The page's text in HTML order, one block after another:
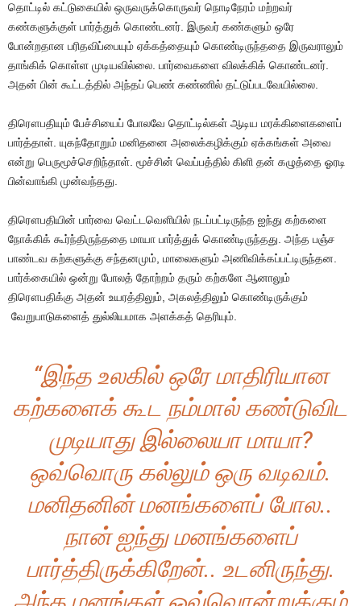
தொட்டில் கட்டுகையில் ஒருவருக்கொருவர் நொடிநேரம் மற்றவர்
கண்களுக்குள் பார்த்துக் கொண்டனர். இருவர் கண்களும் ஒரே
போன்றதான பரிதவிப்பையும் ஏக்கத்தையும் கொண்டிருந்ததை இருவராலும்
தாங்கிக் கொள்ள முடியவில்லை. பார்வைகளை விலக்கிக் கொண்டனர்.
அதன் பின் கூட்டத்தில் அந்தப் பெண் கண்ணில் தட்டுப்படவேயில்லை.
திரௌபதியும் பேச்சியைப் போலவே தொட்டில்கள் ஆடிய மரக்கிளைகளைப்
பார்த்தாள். யுகந்தோறும் மனிதனை அலைக்கழிக்கும் ஏக்கங்கள் அவை
என்று பெருமூச்செறிந்தாள். மூச்சின் வெப்பத்தில் கிளி தன் கழுத்தை ஓரடி
பின்வாங்கி முன்வந்தது.
திரௌபதியின் பார்வை வெட்டவெளியில் நடப்பட்டிருந்த ஐந்து கற்களை
நோக்கிக் கூர்ந்திருந்ததை மாயா பார்த்துக் கொண்டிருந்தது. அந்த பஞ்ச
பாண்டவ கற்களுக்கு சந்தனமும், மாலைகளும் அணிவிக்கப்பட்டிருந்தன.
பார்க்கையில் ஒன்று போலத் தோற்றம் தரும் கற்களே ஆனாலும்
திரௌபதிக்கு அதன் உயரத்திலும், அகலத்திலும் கொண்டிருக்கும்
வேறுபாடுகளைத் துல்லியமாக அளக்கத் தெரியும்.
“இந்த உலகில் ஒரே மாதிரியான
கற்களைக் கூட நம்மால் கண்டுவிட
முடியாது இல்லையா மாயா?
ஒவ்வொரு கல்லும் ஒரு வடிவம்.
மனிதனின் மனங்களைப் போல..
நான் ஐந்து மனங்களைப்
பார்த்திருக்கிறேன்.. உடனிருந்து.